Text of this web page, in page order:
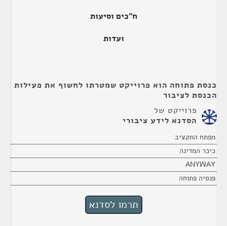
ח"כים וסיעות
ועדות
כנסת פתוחה הוא פרוייקט שמטרתו לחשוף את פעילות
הכנסת לציבור
פרוייקט של
הסדנא לידע ציבורי
מפתח התקציב
כיכר המדינה
ANYWAY
פנסיה פתוחה